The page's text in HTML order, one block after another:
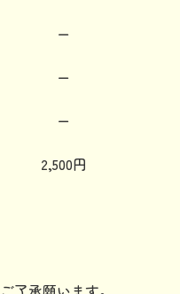
ー
ー
ー
2,500円